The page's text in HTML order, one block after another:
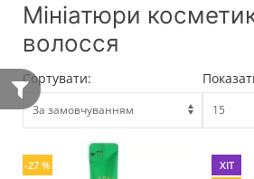
Мініатюри
волосся
Сортувати:
-27 %
ХІТ